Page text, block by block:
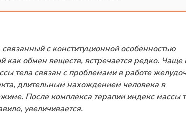
с конституционной особенностью
как обмен веществ, встречается редко. Чаще
тела связан с проблемами в работе
длительным нахождением человека в
После комплекса терапии индекс массы
увеличивается.